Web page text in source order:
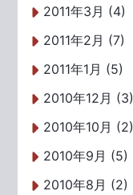
2011年3月 (4)
2011年2月 (7)
2011年1月 (5)
2010年12月 (3)
2010年10月 (2)
2010年9月 (5)
2010年8月 (2)